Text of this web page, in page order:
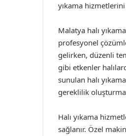
yıkama
Malatya halı
profesyonel
gelirken, düzenli
gibi etkenler
sunulan halı
gereklilik
Halı yıkama
sağlanır. Özel